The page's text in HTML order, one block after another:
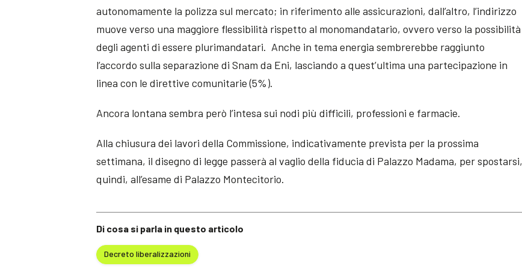
Di cosa si parla in questo articolo
Decreto liberalizzazioni
autonomamente la polizza sul mercato; in riferimento alle assicurazioni, dall’altro, l’indirizzo
muove verso una maggiore flessibilità rispetto al monomandatario, ovvero verso la possibilità
degli agenti di essere plurimandatari. Anche in tema energia sembrerebbe raggiunto
l’accordo sulla separazione di Snam da Eni, lasciando a quest’ultima una partecipazione in
linea con le direttive comunitarie (5%).
Ancora lontana sembra però l’intesa sui nodi più difficili, professioni e farmacie.
Alla chiusura dei lavori della Commissione, indicativamente prevista per la prossima
settimana, il disegno di legge passerà al vaglio della fiducia di Palazzo Madama, per spostarsi,
quindi, all’esame di Palazzo Montecitorio.